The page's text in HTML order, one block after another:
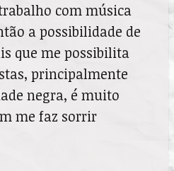
com música
a possibilidade de
que me possibilita
principalmente
negra, é muito
me faz sorrir